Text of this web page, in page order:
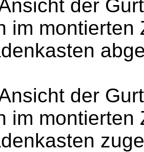
der
im montierten
der
im montierten